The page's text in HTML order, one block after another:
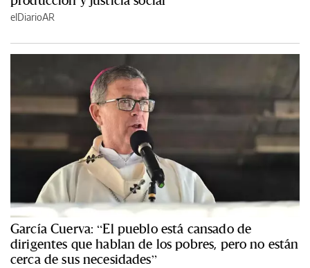
elDiarioAR
García Cuerva: “El pueblo está cansado de
dirigentes que hablan de los pobres, pero no están
cerca de sus necesidades”